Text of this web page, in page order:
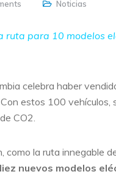
Noticias
para 10 modelos
celebra haber
estos 100 vehículos,
CO2.
la ruta innegable
nuevos modelos